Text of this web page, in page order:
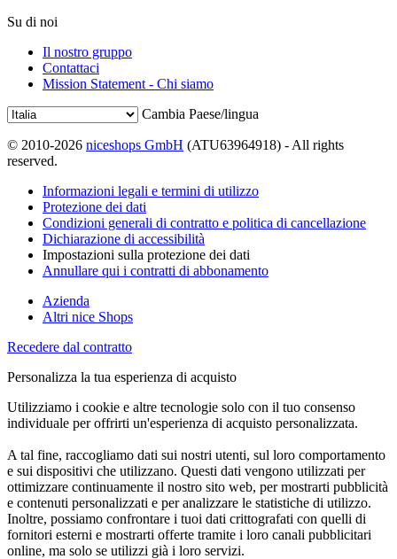
Su di noi
Il nostro gruppo
Contattaci
Mission Statement - Chi siamo
Cambia Paese/lingua
© 2010-2026 niceshops GmbH (ATU63964918) - All rights
reserved.
Informazioni legali e termini di utilizzo
Protezione dei dati
Condizioni generali di contratto e politica di cancellazione
Dichiarazione di accessibilità
Impostazioni sulla protezione dei dati
Annullare qui i contratti di abbonamento
Azienda
Altri nice Shops
Recedere dal contratto
Personalizza la tua esperienza di acquisto
Utilizziamo i cookie e altre tecnologie solo con il tuo consenso
individuale per offrirti un'esperienza di acquisto personalizzata.
A tal fine, raccogliamo dati sui nostri utenti, sul loro comportamento
e sui dispositivi che utilizzano. Questi dati vengono utilizzati per
ottimizzare continuamente il nostro sito web, per mostrarti pubblicità
e contenuti personalizzati e per analizzare le statistiche di utilizzo.
Inoltre, possiamo confrontare i tuoi dati crittografati con quelli di
fornitori esterni e mostrarti offerte tramite i loro canali pubblicitari
online, ma solo se utilizzi già i loro servizi.